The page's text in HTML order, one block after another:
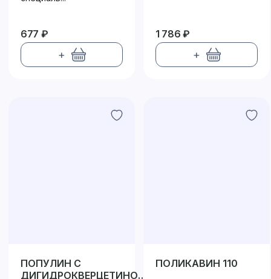
677 ₽
+
1 786 ₽
+
ПОПУЛИН С
ДИГИДРОКВЕРЦЕТИНОМ
ПОЛИКАВИН 110